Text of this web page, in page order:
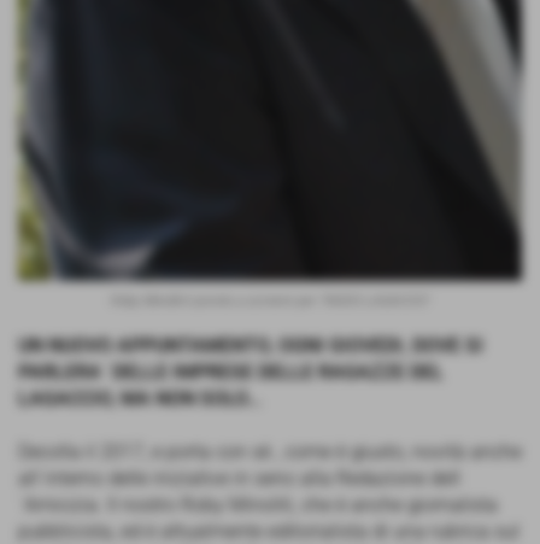
UN NUOVO APPUNTAMENTO, OGNI GIOVEDI, DOVE SI
PARLERA´ DELLE IMPRESE DELLE RAGAZZE DEL
LAGACCIO, MA NON SOLO...
Decolla il 2017, e porta con sè , come è giusto, novità anche
all´interno delle iniziative in seno alla Redazione dell
´Amicizia. Il nostro Roby Minoliti, che è anche giornalista
pubblicista, ed è attualmente editorialista di una rubrica sul